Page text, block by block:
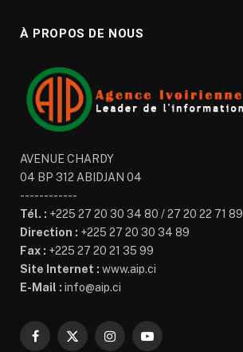
À PROPOS DE NOUS
AVENUE CHARDY
04 BP 312 ABIDJAN 04
------------
Tél. : +225 27 20 30 34 80 / 27 20 22 71 89
Direction : +225 27 20 30 34 89
Fax : +225 27 20 21 35 99
Site Internet : www.aip.ci
E-Mail : info@aip.ci
Facebook
X
InstagramYouTube